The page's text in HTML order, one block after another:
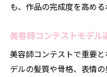
も、作品の完成度を高める
美容師コンテストモデル
美容師コンテストで重要
デルの髪質や骨格、表情